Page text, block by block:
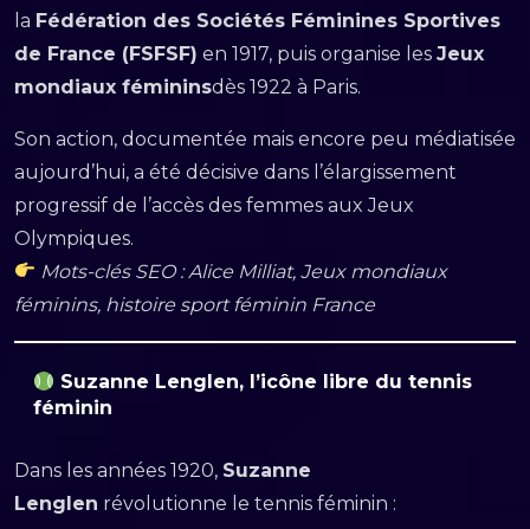
la Fédération des Sociétés Féminines Sportives
de France (FSFSF) en 1917, puis organise les Jeux
mondiaux fémininsdès 1922 à Paris.
Son action, documentée mais encore peu médiatisée
aujourd’hui, a été décisive dans l’élargissement
progressif de l’accès des femmes aux Jeux
Olympiques.
Mots-clés SEO : Alice Milliat, Jeux mondiaux
féminins, histoire sport féminin France
Suzanne Lenglen, l’icône libre du tennis
féminin
Dans les années 1920, Suzanne
Lenglen révolutionne le tennis féminin :